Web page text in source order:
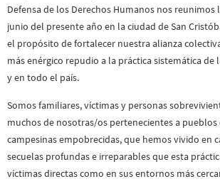
Defensa de los Derechos Humanos nos reunimos
junio del presente año en la ciudad de San
el propósito de fortalecer nuestra alianza
más enérgico repudio a la práctica sistemática de
y en todo el país.
Somos familiares, víctimas y personas
muchos de nosotras/os pertenecientes a
campesinas empobrecidas, que hemos vivido en
secuelas profundas e irreparables que esta
víctimas directas como en sus entornos más